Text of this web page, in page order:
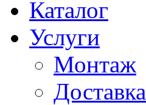
Каталог
Услуги
Монтаж
Доставка